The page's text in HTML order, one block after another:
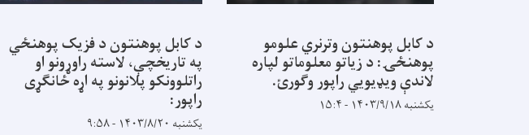
د کابل پوهنتون وترنري علومو
پوهنځۍ: د زیاتو معلوماتو لپاره
لاندې ویډیويي راپور وګورئ.
یکشنبه ۱۴۰۳/۹/۱۸ - ۱۵:۴
د کابل پوهنتون د فزیک پوهنځي
په تاریخچې، لاسته راوړونو او
راتلوونکو پلانونو په اړه ځانګړی
راپور:
یکشنبه ۱۴۰۳/۸/۲۰ - ۹:۵۸